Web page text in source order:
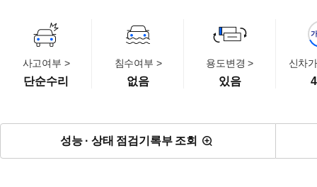
사고여부 >
단순수리
침수여부 >
없음
용도변경 >
있음
신차
성능 · 상태 점검기록부 조회